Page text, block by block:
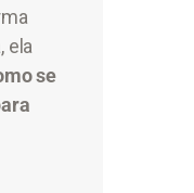
ela
se